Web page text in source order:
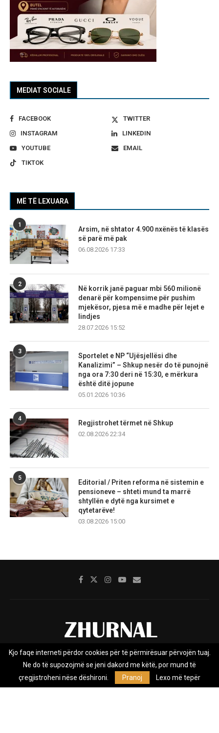
MEDIAT SOCIALE
FACEBOOK
TWITTER
INSTAGRAM
LINKEDIN
YOUTUBE
EMAIL
TIKTOK
MË TË LEXUARA
1
Arsim, në shtator 4.900 nxënës të klasës
së parë më pak
06.08.2026 17:33
2
Në korrik janë paguar mbi 560 milionë
denarë për kompensime për pushim
mjekësor, pjesa më e madhe për lejet e
lindjes
28.07.2026 15:52
3
Sportelet e NP “Ujësjellësi dhe
Kanalizimi” – Shkup nesër do të punojnë
nga ora 7:30 deri në 15:30, e mërkura
është ditë jopune
05.01.2026 10:36
4
Regjistrohet tërmet në Shkup
02.08.2026 22:34
5
Editorial / Priten reforma në sistemin e
pensioneve – shteti mund ta marrë
shtyllën e dytë nga kursimet e
qytetarëve!
03.08.2026 15:00
Rreth nesh Impresumi Marketing
Privacy Policy
Zhurnal.mk është Agjenci e Lajmeve e pavarur, e themeluar në vitin
Kjo faqe interneti përdor cookies për të përmirësuar përvojën tuaj.
Ne do të supozojmë se jeni dakord me këtë, por mund të
çregjistroheni nëse dëshironi.
Pranoj Lexo më tepër